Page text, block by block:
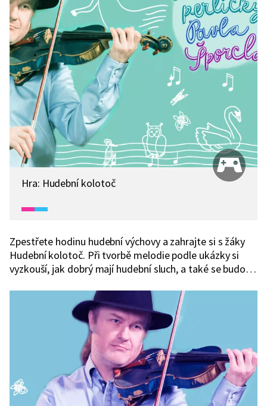
Hra: Hudební kolotoč
Zpestřete hodinu hudební výchovy a zahrajte si s žáky
Hudební kolotoč. Při tvorbě melodie podle ukázky si
vyzkouší, jak dobrý mají hudební sluch, a také se budou